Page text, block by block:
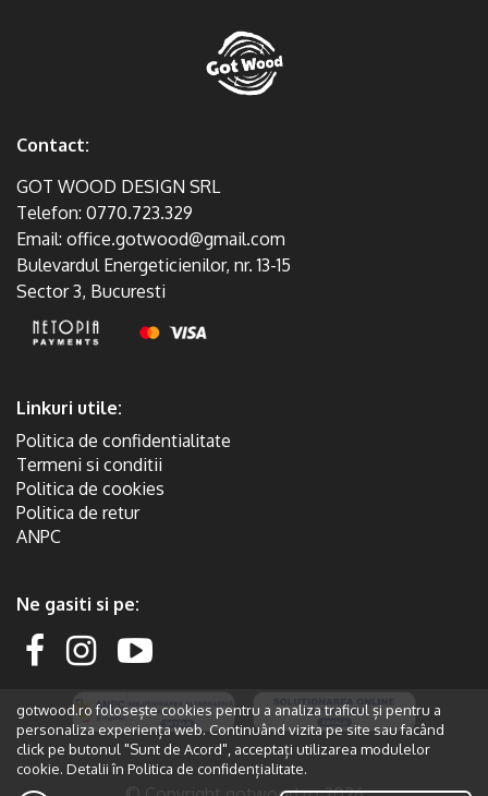
gotwood.ro folosește cookies pentru a analiza traficul și pentru a
personaliza experiența web. Continuând vizita pe site sau facând
click pe butonul "Sunt de Acord", acceptați utilizarea modulelor
cookie. Detalii în Politica de confidențialitate.
Contact:
GOT WOOD DESIGN SRL
Telefon: 0770.723.329
Email: office.gotwood@gmail.com
Bulevardul Energeticienilor, nr. 13-15
Sector 3, Bucuresti
Linkuri utile:
Politica de confidentialitate
Termeni si conditii
Politica de cookies
Politica de retur
ANPC
Ne gasiti si pe: